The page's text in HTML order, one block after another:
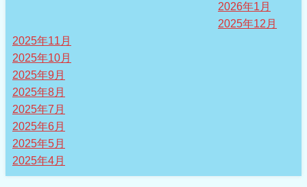
2026年1月
2025年12月
2025年11月
2025年10月
2025年9月
2025年8月
2025年7月
2025年6月
2025年5月
2025年4月